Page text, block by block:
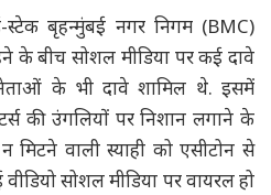
स्टेक बृहन्मुंबई नगर निगम (BMC)
के बीच सोशल मीडिया पर कई दावे
के भी दावे शामिल थे. इसमें
की उंगलियों पर निशान लगाने के
मिटने वाली स्याही को एसीटोन से
सोशल मीडिया पर वायरल हो